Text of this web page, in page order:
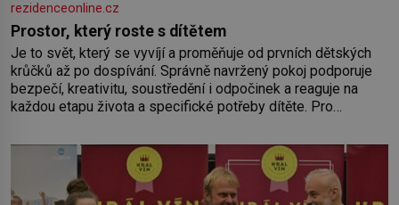
rezidenceonline.cz
Prostor, který roste s dítětem
Je to svět, který se vyvíjí a proměňuje od prvních dětských
krůčků až po dospívání. Správně navržený pokoj podporuje
bezpečí, kreativitu, soustředění i odpočinek a reaguje na
každou etapu života a specifické potřeby dítěte. Pro
by pokoj miminka měl působit především klidně a útulně.
Předškolní věk je